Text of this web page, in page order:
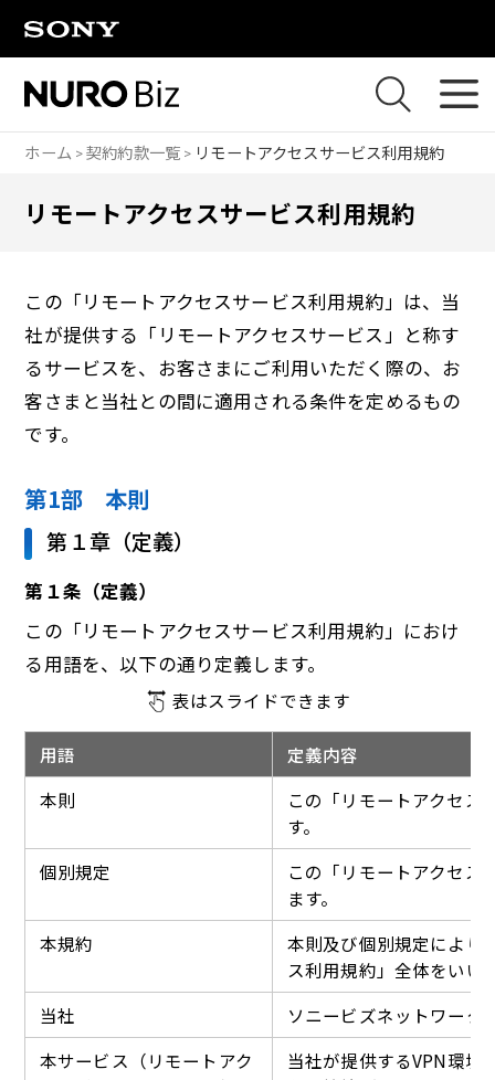
ホーム 契約約款一覧 リモートアクセスサービス利用規約
リモートアクセスサービス利用規約
この「リモートアクセスサービス利用規約」は、当
社が提供する「リモートアクセスサービス」と称す
るサービスを、お客さまにご利用いただく際の、お
客さまと当社との間に適用される条件を定めるもの
です。
第1部 本則
第１章（定義）
第１条（定義）
この「リモートアクセスサービス利用規約」におけ
る用語を、以下の通り定義します。
表はスライドできます
用語
定義内容
本則
この「リモートアクセス
す。
個別規定
この「リモートアクセス
ます。
本規約
本則及び個別規定により
ス利用規約」全体をいい
当社
ソニービズネットワーク
本サービス（リモートアク
当社が提供するVPN環境